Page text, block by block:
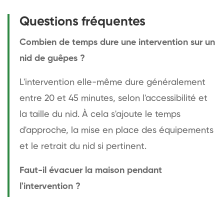
Questions fréquentes
Combien de temps dure une intervention sur un
nid de guêpes ?
L'intervention elle-même dure généralement
entre 20 et 45 minutes, selon l'accessibilité et
la taille du nid. À cela s'ajoute le temps
d'approche, la mise en place des équipements
et le retrait du nid si pertinent.
Faut-il évacuer la maison pendant
l'intervention ?